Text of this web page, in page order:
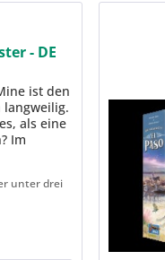
- DE
ist den
langweilig.
als eine
Im
unter drei